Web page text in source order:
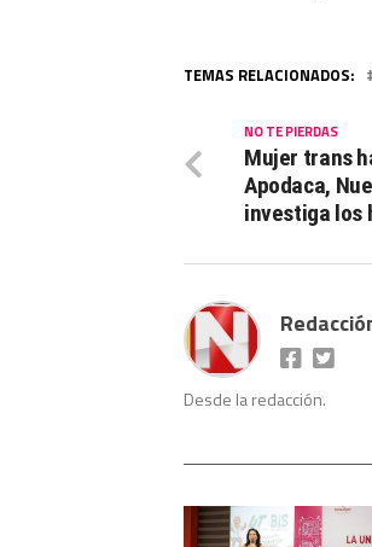
TEMAS RELACIONADOS:
NO TE PIERDAS
Mujer trans
Apodaca,
investiga los
Desde la redacción.